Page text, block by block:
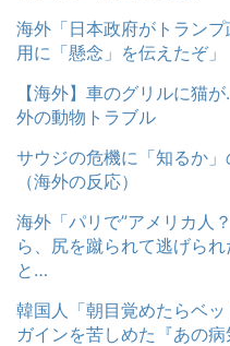
海外「日本政府がトラン
用に「懸念」を伝えたぞ
【海外】車のグリルに猫
外の動物トラブル
サウジの危機に「知るか
（海外の反応）
海外「パリで”アメリカ人
ら、尻を蹴られて逃げら
と…
韓国人「朝目覚めたらベ
ガインを苦しめた『あの